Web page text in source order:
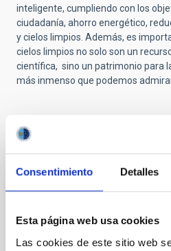
Consentimiento Detalles
Esta página web usa cookies
Las cookies de este sitio web
inteligente, cumpliendo con los
ciudadanía, ahorro energético,
y cielos limpios. Además, es
cielos limpios no solo son un
científica, sino un patrimonio para
más inmenso que podemos
Noticias
ENTREVISTA
SILVIA TORRES-